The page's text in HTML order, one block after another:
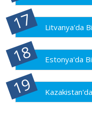
Litvanya'da
Estonya'da